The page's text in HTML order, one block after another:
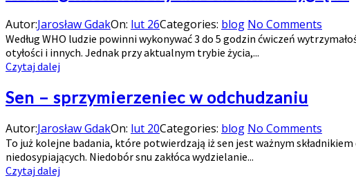
Autor:Jarosław GdakOn: lut 26Categories: blog No Comments
Według WHO ludzie powinni wykonywać 3 do 5 godzin ćwiczeń
otyłości i innych. Jednak przy aktualnym trybie życia,...
Czytaj dalej
Sen – sprzymierzeniec w odchudzaniu
Autor:Jarosław GdakOn: lut 20Categories: blog No Comments
To już kolejne badania, które potwierdzają iż sen jest ważnym
niedosypiających. Niedobór snu zakłóca wydzielanie...
Czytaj dalej